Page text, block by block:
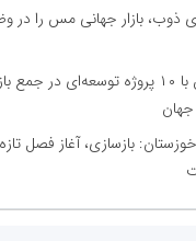
ذوب، بازار جهانی مس را در
شرکت ملی مس با ۱۰ پروژه توسعه‌ای در
بازسازی، آغاز فصل